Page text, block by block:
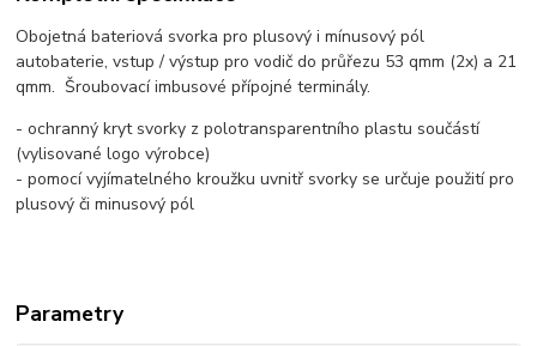
Obojetná bateriová svorka pro plusový i mínusový pól
autobaterie, vstup / výstup pro vodič do průřezu 53 qmm (2x) a 21
qmm. Šroubovací imbusové přípojné terminály.
- ochranný kryt svorky z polotransparentního plastu součástí
(vylisované logo výrobce)
- pomocí vyjímatelného kroužku uvnitř svorky se určuje použití pro
plusový či minusový pól
Parametry